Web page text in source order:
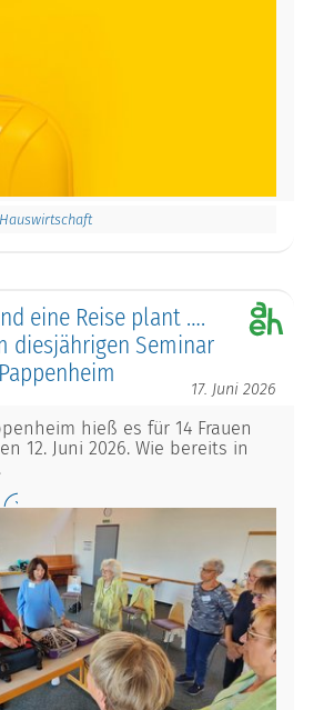
eine Reise plant ….
diesjährigen Seminar
17. Juni 2026
hieß es für 14 Frauen
12. Juni 2026. Wie bereits in